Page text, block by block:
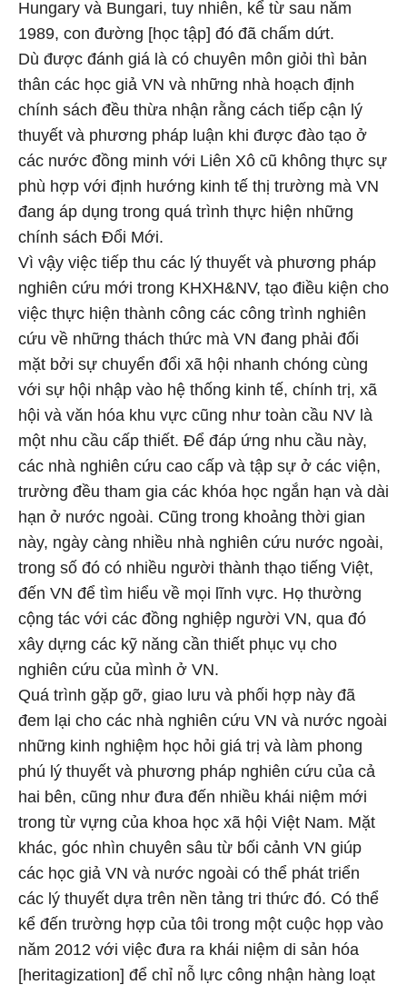
Hungary và Bungari, tuy nhiên, kể từ sau năm
1989, con đường [học tập] đó đã chấm dứt.
Dù được đánh giá là có chuyên môn giỏi thì bản
thân các học giả VN và những nhà hoạch định
chính sách đều thừa nhận rằng cách tiếp cận lý
thuyết và phương pháp luận khi được đào tạo ở
các nước đồng minh với Liên Xô cũ không thực sự
phù hợp với định hướng kinh tế thị trường mà VN
đang áp dụng trong quá trình thực hiện những
chính sách Đổi Mới.
Vì vậy việc tiếp thu các lý thuyết và phương pháp
nghiên cứu mới trong KHXH&NV, tạo điều kiện cho
việc thực hiện thành công các công trình nghiên
cứu về những thách thức mà VN đang phải đối
mặt bởi sự chuyển đổi xã hội nhanh chóng cùng
với sự hội nhập vào hệ thống kinh tế, chính trị, xã
hội và văn hóa khu vực cũng như toàn cầu NV là
một nhu cầu cấp thiết. Để đáp ứng nhu cầu này,
các nhà nghiên cứu cao cấp và tập sự ở các viện,
trường đều tham gia các khóa học ngắn hạn và dài
hạn ở nước ngoài. Cũng trong khoảng thời gian
này, ngày càng nhiều nhà nghiên cứu nước ngoài,
trong số đó có nhiều người thành thạo tiếng Việt,
đến VN để tìm hiểu về mọi lĩnh vực. Họ thường
cộng tác với các đồng nghiệp người VN, qua đó
xây dựng các kỹ năng cần thiết phục vụ cho
nghiên cứu của mình ở VN.
Quá trình gặp gỡ, giao lưu và phối hợp này đã
đem lại cho các nhà nghiên cứu VN và nước ngoài
những kinh nghiệm học hỏi giá trị và làm phong
phú lý thuyết và phương pháp nghiên cứu của cả
hai bên, cũng như đưa đến nhiều khái niệm mới
trong từ vựng của khoa học xã hội Việt Nam. Mặt
khác, góc nhìn chuyên sâu từ bối cảnh VN giúp
các học giả VN và nước ngoài có thể phát triển
các lý thuyết dựa trên nền tảng tri thức đó. Có thể
kể đến trường hợp của tôi trong một cuộc họp vào
năm 2012 với việc đưa ra khái niệm di sản hóa
[heritagization] để chỉ nỗ lực công nhận hàng loạt